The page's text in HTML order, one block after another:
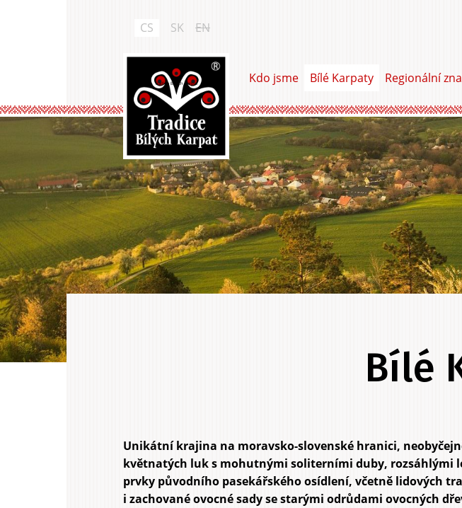
Tradice Bílých Karpat Kdo jsme Bílé Karpaty Regionální
CS SK EN
Bílé
Hlavní
záložky
Unikátní krajina na moravsko-slovenské hranici,
květnatých luk s mohutnými soliterními duby, rozsáhlými
prvky původního pasekářského osídlení, včetně lidových
i zachované ovocné sady se starými odrůdami ovocných